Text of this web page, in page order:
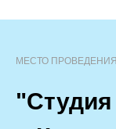
МЕСТО ПРОВЕДЕНИЯ